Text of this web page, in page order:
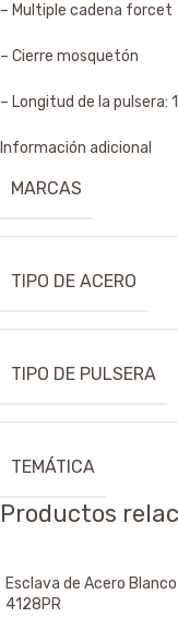
– Multiple cadena forcet
– Cierre mosquetón
– Longitud de la pulsera:
Información adicional
MARCAS
TIPO DE ACERO
TIPO DE PULSERA
TEMÁTICA
Productos
Esclava de Acero
4128PR